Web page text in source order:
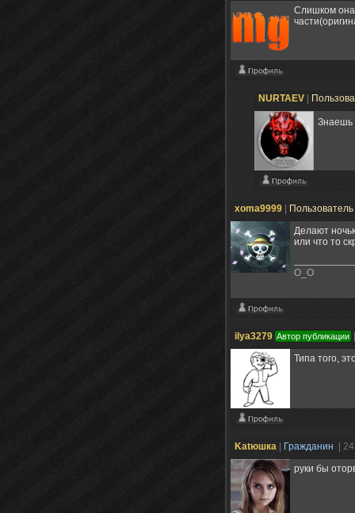
Слишком она
NURTAEV
Знаешь
xoma9999
Пользователь
Делают
или что то
O_O
ilya3279 Автор публикации
Типа того,
Katюшка Гражданин |
руки бы